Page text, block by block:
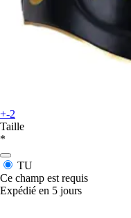
+-2
Taille
*
TU
Ce champ est requis
Expédié en 5 jours